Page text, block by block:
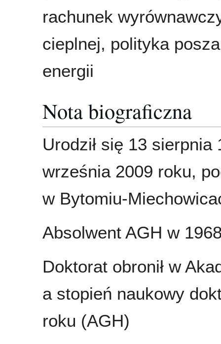
rachunek
cieplnej, polityka
energii
Nota biograficzna
Urodził się 13 sierpnia
września 2009 roku,
w Bytomiu-
Absolwent AGH w
Doktorat obronił w
a stopień naukowy
roku (AGH)